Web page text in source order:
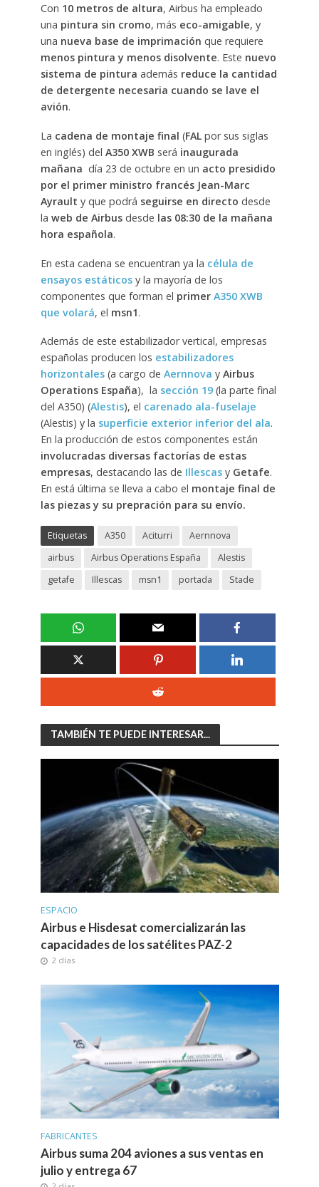
Con 10 metros de altura, Airbus ha empleado
una pintura sin cromo, más eco-amigable, y
una nueva base de imprimación que requiere
menos pintura y menos disolvente. Este nuevo
sistema de pintura además reduce la cantidad
de detergente necesaria cuando se lave el
avión.
La cadena de montaje final (FALpor sus siglas
en inglés) del A350 XWB será inaugurada
mañana día 23 de octubre en un acto presidido
por el primer ministro francés Jean-Marc
Ayrault y que podrá seguirse en directo desde
la web de Airbusdesde las 08:30 de la mañana
hora española.
En esta cadena se encuentran ya la célula de
ensayos estáticos y la mayoría de los
componentes que forman el primer A350 XWB
que volará, el msn1.
Además de este estabilizador vertical, empresas
españolas producen los estabilizadores
horizontales(a cargo de Aernnova y Airbus
Operations España), la sección 19 (la parte final
del A350) (Alestis), el carenado ala-fuselaje
(Alestis) y la superficie exterior inferior del ala.
En la producción de estos componentes están
involucradas diversas factorías de estas
empresas, destacando las de IllescasyGetafe.
En está última se lleva a cabo el montaje final de
las piezas y su prepración para su envío.
Etiquetas A350 Aciturri
Aernnova
airbus
Airbus Operations España
Alestis
getafe
Illescas msn1 portada Stade
TAMBIÉN TE PUEDE INTERESAR...
ESPACIO
Airbus e Hisdesat comercializarán las
capacidades de los satélites PAZ-2
2 días
FABRICANTES
Airbus suma 204 aviones a sus ventas en
julio y entrega 67